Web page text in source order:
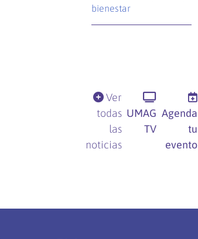
bienestar
Ver
todas
las
noticias
UMAG
TV
Agenda
tu
evento